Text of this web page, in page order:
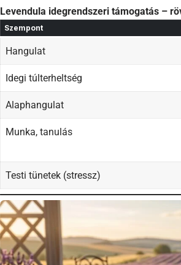
Levendula idegrendszeri támogatás –
Szempont
Hangulat
Idegi túlterheltség
Alaphangulat
Munka, tanulás
Testi tünetek (stressz)